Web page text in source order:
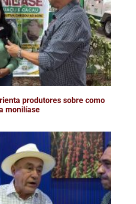
produtores sobre como
monilíase